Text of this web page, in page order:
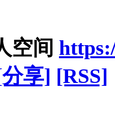
空间
享] [RSS]